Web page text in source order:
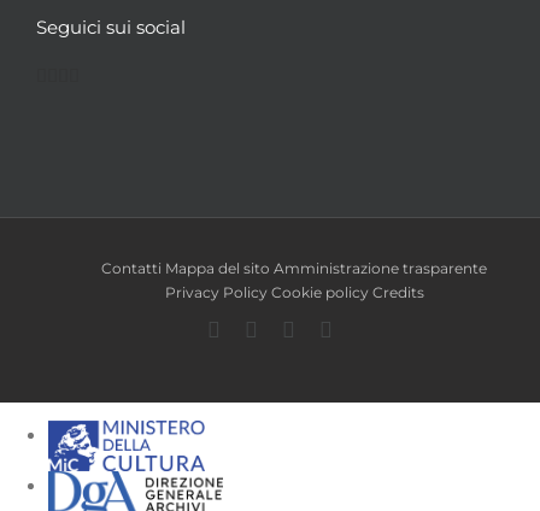
Seguici sui social
Contatti Mappa del sito Amministrazione trasparente
Privacy Policy Cookie policy Credits
Facebook
TwitterYouTube